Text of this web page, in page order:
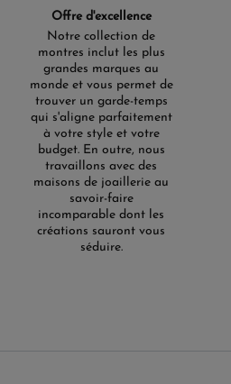
Offre d'excellence
Notre collection de
montres inclut les plus
grandes marques au
monde et vous permet de
trouver un garde-temps
qui s'aligne parfaitement
à votre style et votre
budget. En outre, nous
travaillons avec des
maisons de joaillerie au
savoir-faire
incomparable dont les
créations sauront vous
séduire.